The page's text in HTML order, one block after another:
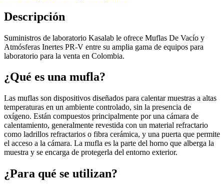
Descripción
Suministros de laboratorio Kasalab le ofrece Muflas De Vacío y
Atmósferas Inertes PR-V entre su amplia gama de equipos para
laboratorio para la venta en Colombia.
¿Qué es una mufla?
Las muflas son dispositivos diseñados para calentar muestras a altas
temperaturas en un ambiente controlado, sin la presencia de
oxígeno. Están compuestos principalmente por una cámara de
calentamiento, generalmente revestida con un material refractario
como ladrillos refractarios o fibra cerámica, y una puerta que permite
el acceso a la cámara. La mufla es la parte del horno que alberga la
muestra y se encarga de protegerla del entorno exterior.
¿Para qué se utilizan?